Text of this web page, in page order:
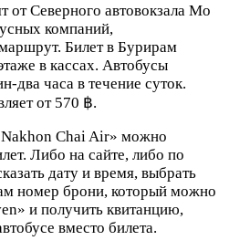
от Северного автовокзала Мо
компаний,
Билет в Бурирам
в кассах. Автобусы
два часа в течение суток.
от 570 ฿.
Chai Air» можно
Либо на сайте, либо по
дату и время, выбрать
номер брони, который можно
и получить квитанцию,
вместо билета.